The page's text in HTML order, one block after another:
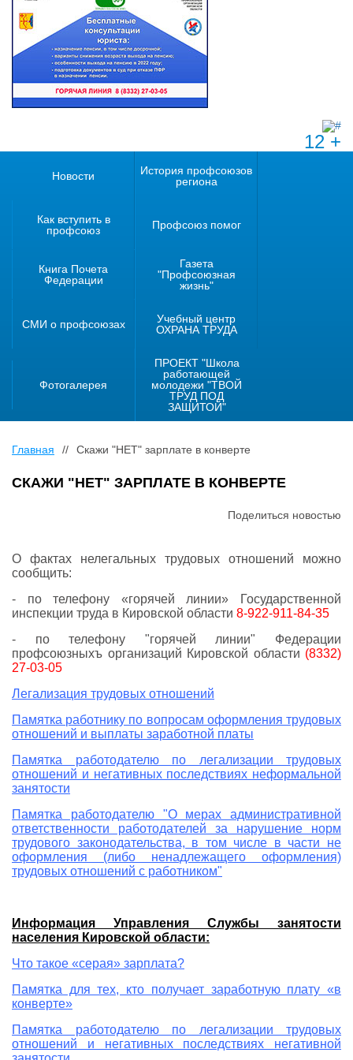
12 +
Новости
История профсоюзов
региона
Как вступить в
профсоюз
Профсоюз помог
Книга Почета
Федерации
Газета
"Профсоюзная
жизнь"
СМИ о профсоюзах
Учебный центр
ОХРАНА ТРУДА
Фотогалерея
ПРОЕКТ "Школа
работающей
молодежи "ТВОЙ
ТРУД ПОД
ЗАЩИТОЙ"
Главная // Скажи "НЕТ" зарплате в конверте
СКАЖИ "НЕТ" ЗАРПЛАТЕ В КОНВЕРТЕ
Поделиться новостью
О фактах нелегальных трудовых отношений можно
сообщить:
- по телефону «горячей линии» Государственной
инспекции труда в Кировской области 8-922-911-84-35
- по телефону "горячей линии" Федерации
профсоюзныхъ организаций Кировской области (8332)
27-03-05
Легализация трудовых отношений
Памятка работнику по вопросам оформления трудовых
отношений и выплаты заработной платы
Памятка работодателю по легализации трудовых
отношений и негативных последствиях неформальной
занятости
Памятка работодателю "О мерах административной
ответственности работодателей за нарушение норм
трудового законодательства, в том числе в части не
оформления (либо ненадлежащего оформления)
трудовых отношений с работником"
Информация Управления Службы занятости
населения Кировской области:
Что такое «серая» зарплата?
Памятка для тех, кто получает заработную плату «в
конверте»
Памятка работодателю по легализации трудовых
отношений и негативных последствиях негативной